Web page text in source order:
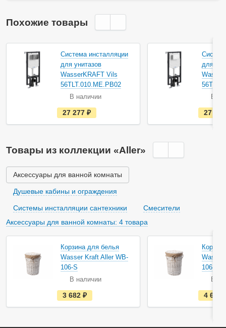
Похожие товары
Система инсталляции
для унитазов
WasserKRAFT Vils
56TLT.010.ME.PB02
В наличии
е
с
т
а
и
ч
и
и
27 277
для
В
27
Товары из коллекции «Aller»
Аксессуары для ванной комнаты
Душевые кабины и ограждения
Системы инсталляции сантехники
Смесители
Аксессуары для ванной комнаты: 4 товара
Корзина для белья
Wasser Kraft Aller WB-
106-S
В наличии
е
с
т
3 682
Wasser
106-M
В
4 697